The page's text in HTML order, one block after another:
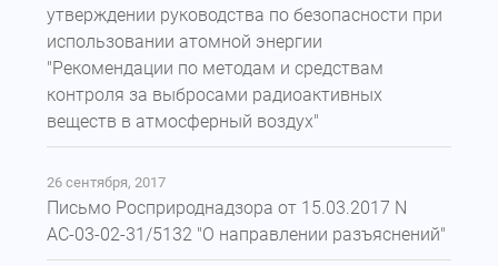
утверждении руководства по безопасности при
использовании атомной энергии
"Рекомендации по методам и средствам
контроля за выбросами радиоактивных
веществ в атмосферный воздух"
26 сентября, 2017
Письмо Росприроднадзора от 15.03.2017 N
АС-03-02-31/5132 "О направлении разъяснений"